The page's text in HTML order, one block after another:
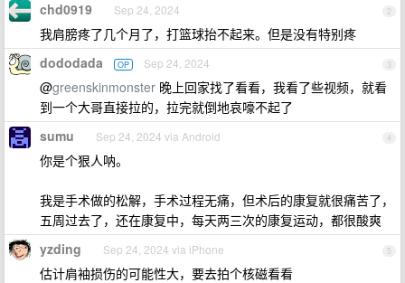
2
chd0919 Sep 24, 2024
我肩膀疼了几个月了，打篮球抬不起来。但是没有特别疼
3
dododada OP Sep 24, 2024
@greenskinmonster 晚上回家找了看看，我看了些视频，就看
到一个大哥直接拉的，拉完就倒地哀嚎不起了
4
sumu Sep 24, 2024 via Android
你是个狠人呐。
我是手术做的松解，手术过程无痛，但术后的康复就很痛苦了，
五周过去了，还在康复中，每天两三次的康复运动，都很酸爽
5
yzding Sep 24, 2024 via iPhone
估计肩袖损伤的可能性大，要去拍个核磁看看